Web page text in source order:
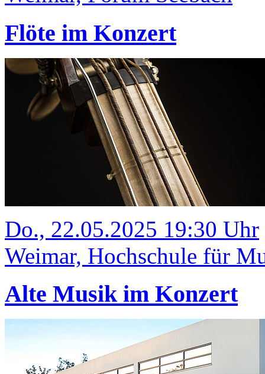
Flöte im Konzert
Do., 22.05.2025 19:30 Uhr
Weimar, Hochschule für
Alte Musik im Konzert